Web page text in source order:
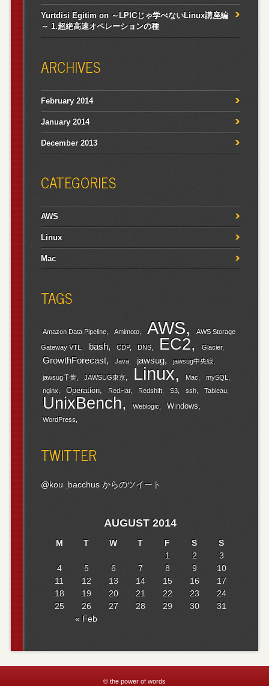
Yurtdisi Egitim on ～LPICじゃ学べないLinux講座編
～ 1.超絶高速オペレーションの種
ARCHIVES
February 2014
January 2014
December 2013
CATEGORIES
AWS
Linux
Mac
TAGS
Amazon Data Pipeline Amimoto AWS AWS Storage
Gateway VTL bash CDP DNS EC2 Glacier
GrowthForecast Java jawsug jawsug中央線
jawsug千葉 JAWSUG東京 Linux Mac
mySQL
nginx
Operation RedHat Redshift S3 ssh Tableau
UnixBench Weblogic Windows
WordPress
TWITTER
@kou_bacchus からのツイート
AUGUST 2014
M T W T F S S
« Feb
1 2
3
4
5 6 7 8 9
10
11
12 13 14 15 16
17
18
19 20 21 22 23
24
25
26 27 28 29 30 31
© the power of words